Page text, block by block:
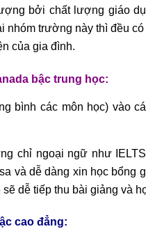
bởi chất lượng giáo
nhóm trường này thì đều
của gia đình.
bậc trung học:
bình các môn học) vào
chỉ ngoại ngữ như
và dễ dàng xin học bổng
dễ tiếp thu bài giảng và
cao đẳng: